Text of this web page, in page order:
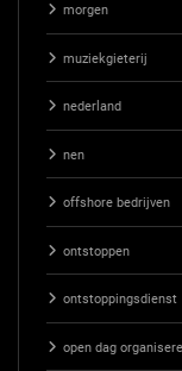
morgen
muziekgieterij
nederland
nen
offshore bedrijven
ontstoppen
ontstoppingsdienst
open dag